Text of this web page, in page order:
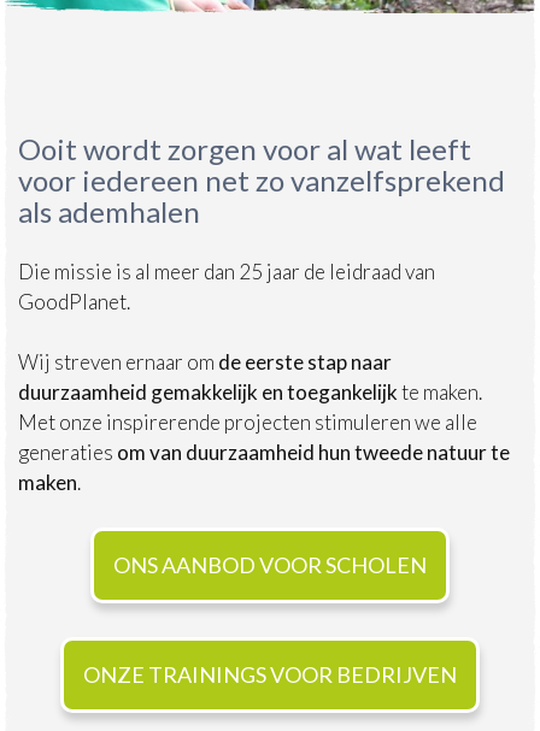
Ooit wordt zorgen voor al wat leeft
voor iedereen net zo vanzelfsprekend
als ademhalen
Die missie is al meer dan 25 jaar de leidraad van
GoodPlanet.
Wij streven ernaar om de eerste stap naar
duurzaamheid gemakkelijk en toegankelijkte maken.
Met onze inspirerende projecten stimuleren we alle
generaties om van duurzaamheid hun tweede natuur te
maken.
ONS AANBOD VOOR SCHOLEN
ONZE TRAININGS VOOR BEDRIJVEN